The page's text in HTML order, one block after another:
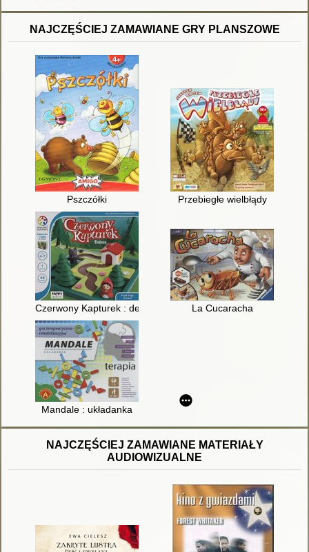
NAJCZĘŚCIEJ ZAMAWIANE GRY PLANSZOWE
Pszczółki Przebiegłe wielbłądy
Czerwony Kapturek : deluxe La Cucaracha
Mandale : układanka
NAJCZĘŚCIEJ ZAMAWIANE MATERIAŁY
AUDIOWIZUALNE